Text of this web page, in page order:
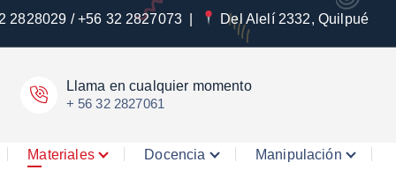
2828029 / +56 32 2827073 Del Alelí 2332, Quilpué
Llama en cualquier momento
+ 56 32 2827061
Materiales Docencia
Manipulación